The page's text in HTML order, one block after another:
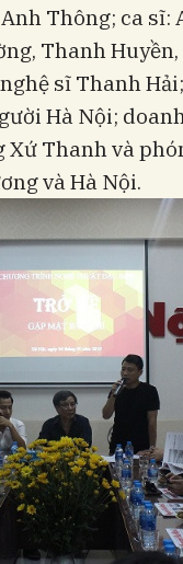
Thông; ca sĩ:
Thanh
sĩ Thanh
Hà Nội;
Thanh và
và Hà Nội.